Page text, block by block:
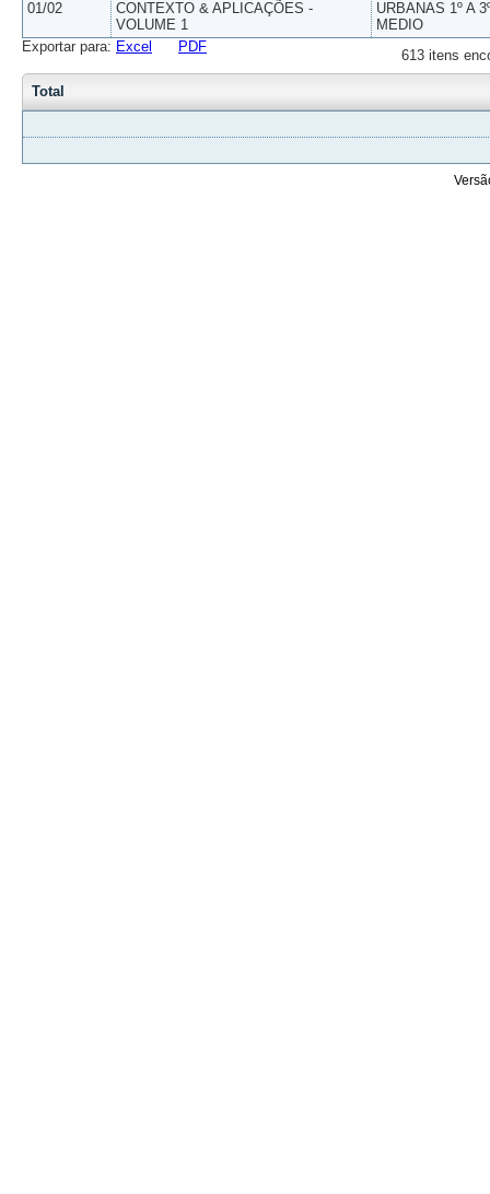
01/02
CONTEXTO & APLICAÇÕES -
VOLUME 1
URBANAS 1º A
MEDIO
613 itens
Exportar para: Excel PDF
Total